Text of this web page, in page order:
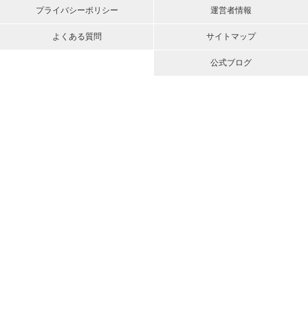
プライバシーポリシー
よくある質問
運営者情報
サイトマップ
公式ブログ